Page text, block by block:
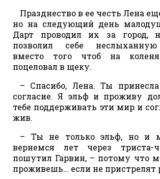
Празднество в ее честь Лена
но на следующий день
Дарт проводил их за город,
позволил себе неслыханную
вместо того чтоб на
поцеловал в щеку.
– Спасибо, Лена. Ты
согласие. Я эльф и проживу
тебе поддерживать эти мир и
жив.
– Ты не только эльф, но и
вернемся лет через триста-
пошутил Гарвин, – потому что
проживешь… если не пристрелят